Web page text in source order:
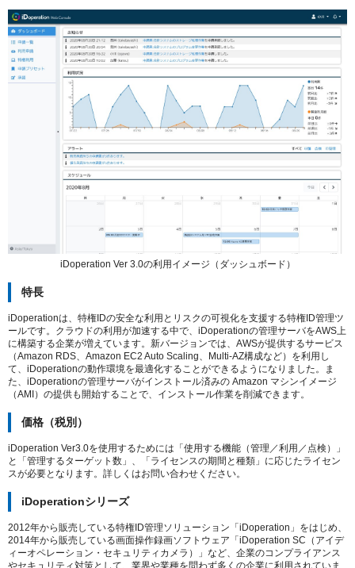
iDoperation Ver 3.0の利用イメージ（ダッシュボード）
特長
iDoperationは、特権IDの安全な利用とリスクの可視化を支援する特権ID管理ツ
ールです。クラウドの利用が加速する中で、iDoperationの管理サーバをAWS上
に構築する企業が増えています。新バージョンでは、AWSが提供するサービス
（Amazon RDS、Amazon EC2 Auto Scaling、Multi-AZ構成など）を利用し
て、iDoperationの動作環境を最適化することができるようになりました。ま
た、iDoperationの管理サーバがインストール済みの Amazon マシンイメージ
（AMI）の提供も開始することで、インストール作業を削減できます。
価格（税別）
iDoperation Ver3.0を使用するためには「使用する機能（管理／利用／点検）」
と「管理するターゲット数」、「ライセンスの期間と種類」に応じたライセン
スが必要となります。詳しくはお問い合わせください。
iDoperationシリーズ
2012年から販売している特権ID管理ソリューション「iDoperation」をはじめ、
2014年から販売している画面操作録画ソフトウェア「iDoperation SC（アイデ
ィーオペレーション・セキュリティカメラ）」など、企業のコンプライアンス
やセキュリティ対策として、業界や業種を問わず多くの企業に利用されていま